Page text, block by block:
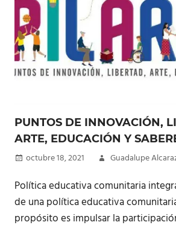
PUNTOS DE INNOVACIÓN,
ARTE, EDUCACIÓN Y
octubre 18, 2021 Guadalupe
Política educativa comunitaria
de una política educativa
propósito es impulsar la